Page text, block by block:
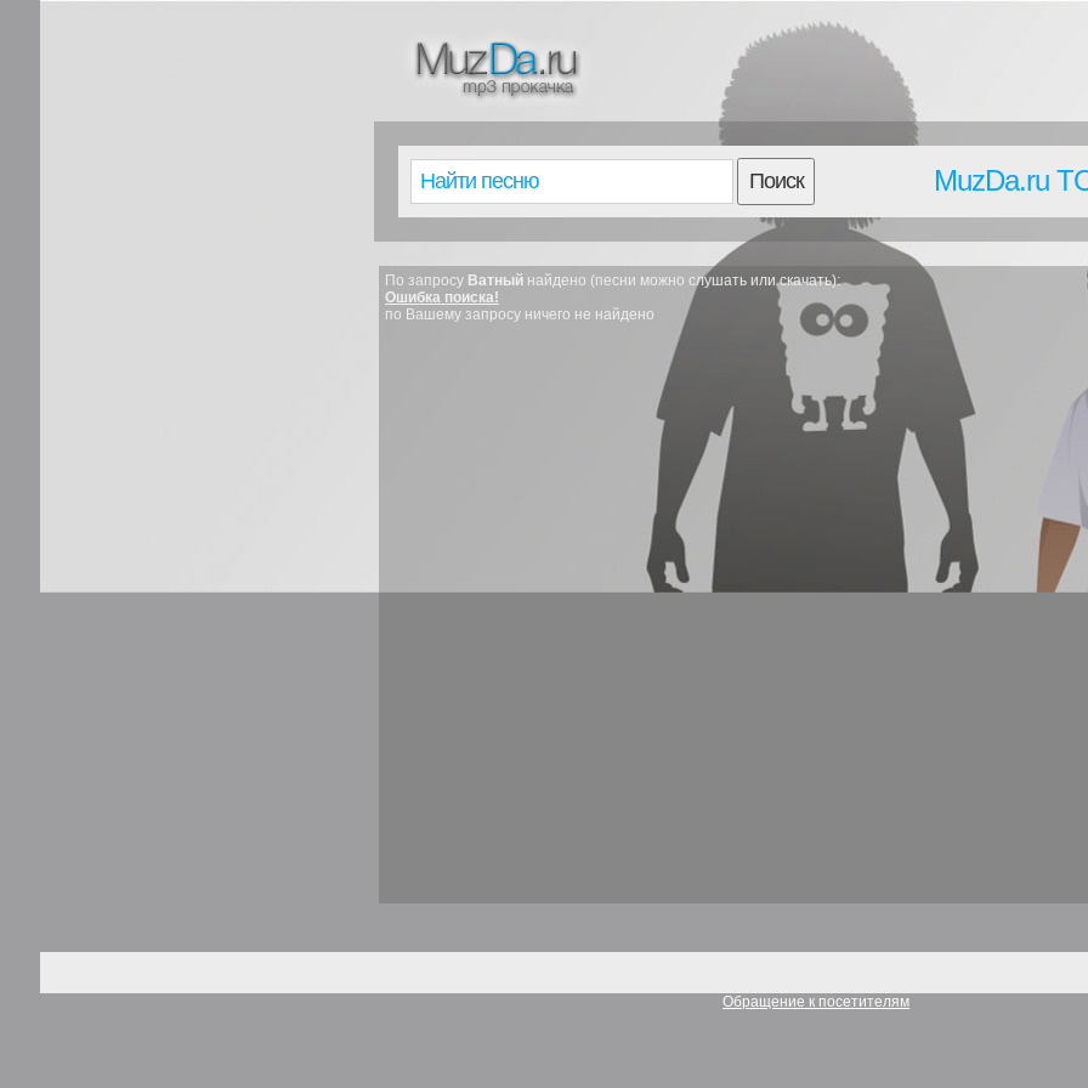
Поиск MuzDa.ru
По запросу Ватный найдено (песни можно слушать или скачать):
Ошибка поиска!
по Вашему запросу ничего не найдено
Обращение к посетителям